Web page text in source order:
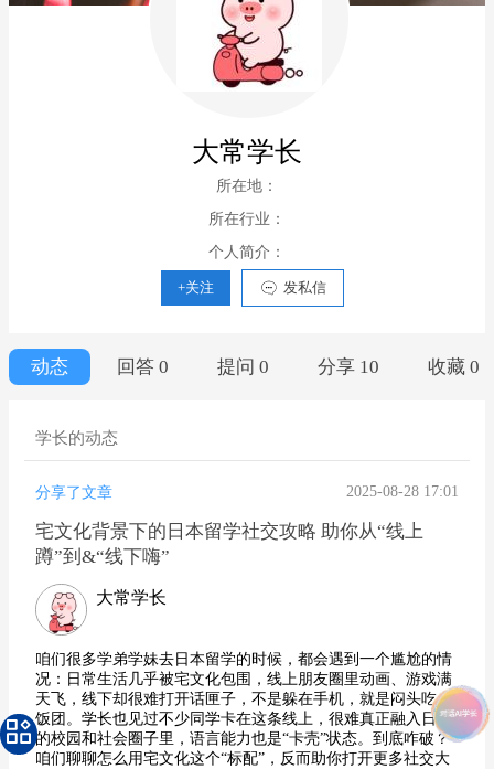
大常学长
所在地：
所在行业：
个人简介：
+关注 发私信
动态 回答 0 提问 0 分享 10 收藏 0
学长的动态
分享了文章 2025-08-28 17:01
宅文化背景下的日本留学社交攻略 助你从“线上
蹲”到&“线下嗨”
大常学长
咱们很多学弟学妹去日本留学的时候，都会遇到一个尴尬的情
况：日常生活几乎被宅文化包围，线上朋友圈里动画、游戏满
天飞，线下却很难打开话匣子，不是躲在手机，就是闷头吃个
饭团。学长也见过不少同学卡在这条线上，很难真正融入日本
的校园和社会圈子里，语言能力也是“卡壳”状态。到底咋破？
咱们聊聊怎么用宅文化这个“标配”，反而助你打开更多社交大